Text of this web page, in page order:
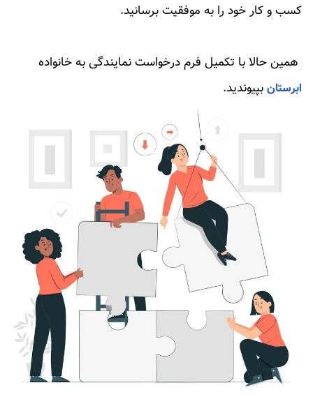
کسب و کار خود را به موفقیت برسانید.
همین حالا با تکمیل فرم درخواست نمایندگی به خانواده
ابرستانبپیوندید.